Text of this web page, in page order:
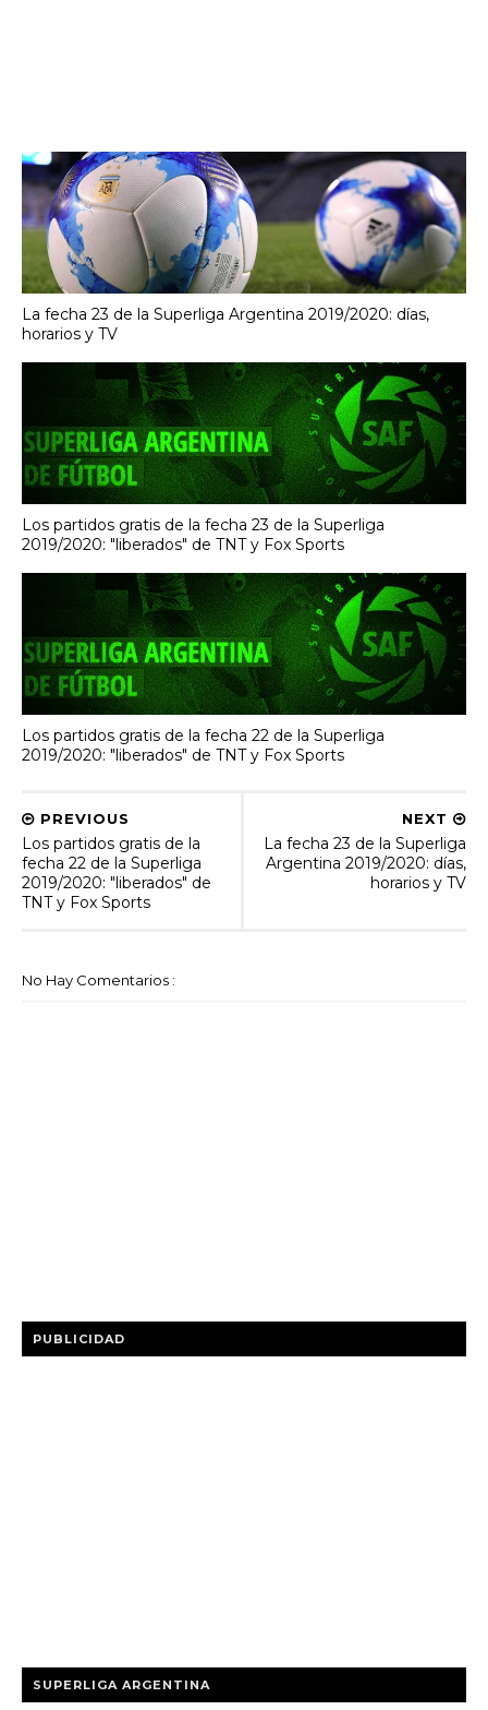
La fecha 23 de la Superliga Argentina 2019/2020: días,
horarios y TV
Los partidos gratis de la fecha 23 de la Superliga
2019/2020: "liberados" de TNT y Fox Sports
Los partidos gratis de la fecha 22 de la Superliga
2019/2020: "liberados" de TNT y Fox Sports
NEXT
La fecha 23 de la Superliga
Argentina 2019/2020: días,
horarios y TV
PREVIOUS
Los partidos gratis de la
fecha 22 de la Superliga
2019/2020: "liberados" de
TNT y Fox Sports
No Hay Comentarios :
PUBLICIDAD
SUPERLIGA ARGENTINA